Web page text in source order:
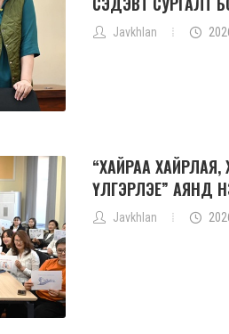
Javkhlan
“ХАЙРАА ХАЙРЛАЯ,
ҮЛГЭРЛЭЕ” АЯНД
Javkhlan